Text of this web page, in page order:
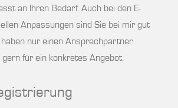
an Ihren Bedarf. Auch bei den E-
Anpassungen sind Sie bei mir gut
nur einen Ansprechpartner.
für ein konkretes Angebot.